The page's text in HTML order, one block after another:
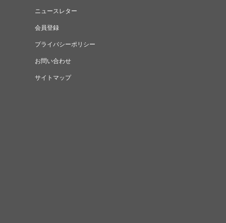
ニュースレター
会員登録
プライバシーポリシー
お問い合わせ
サイトマップ